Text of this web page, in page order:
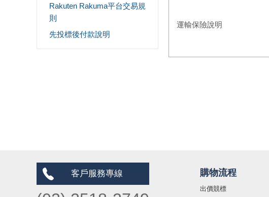
Rakuten Rakuma平台交易規
則
先投標後付款說明
客戶服務專線 購物流程
出價競標